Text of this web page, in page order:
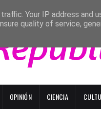
OPINIÓN CIENCIA
Your IP address and
quality of service,